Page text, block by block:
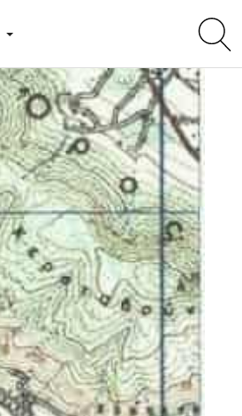
search